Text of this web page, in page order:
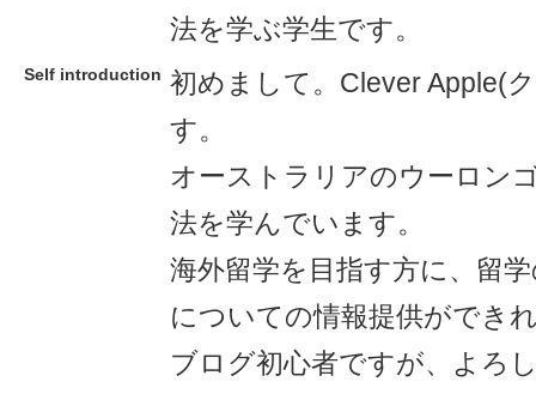
法を学ぶ学生です。
Self introduction 初めまして。Clever Apple(
す。
オーストラリアのウーロン
法を学んでいます。
海外留学を目指す方に、留
についての情報提供ができ
ブログ初心者ですが、よろ